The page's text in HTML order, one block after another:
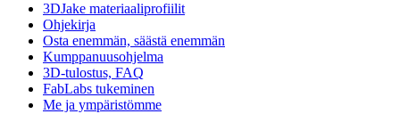
3DJake materiaaliprofiilit
Ohjekirja
Osta enemmän, säästä enemmän
Kumppanuusohjelma
3D-tulostus, FAQ
FabLabs tukeminen
Me ja ympäristömme